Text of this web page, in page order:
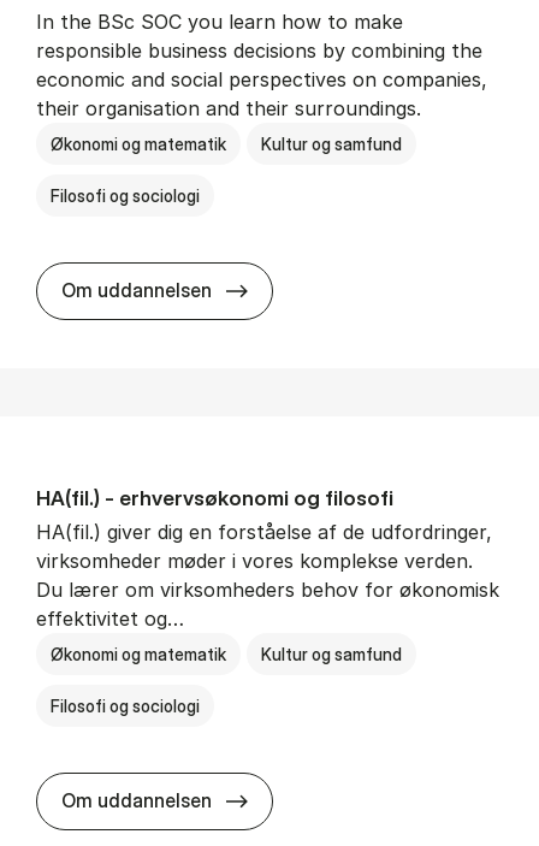
In the BSc SOC you learn how to make
responsible business decisions by combining the
economic and social perspectives on companies,
their organisation and their surroundings.
Økonomi og matematik Kultur og samfund
Filosofi og sociologi
Om uddannelsen BSc in Busi­ness Ad­min­is­tra­tion
HA(fil.) - erhvervs­økonomi og fi­lo­so­fi
HA(fil.) giver dig en forståelse af de udfordringer,
virksomheder møder i vores komplekse verden.
Du lærer om virksomheders behov for økonomisk
effektivitet og…
Økonomi og matematik Kultur og samfund
Filosofi og sociologi
Om uddannelsen HA(fil.) - erhvervs­økonomi og